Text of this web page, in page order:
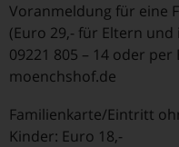
Voranmeldung für eine
(Euro 29,- für Eltern
09221 805 – 14 oder
moenchshof.de
Familienkarte/Eintritt
Kinder: Euro 18,-